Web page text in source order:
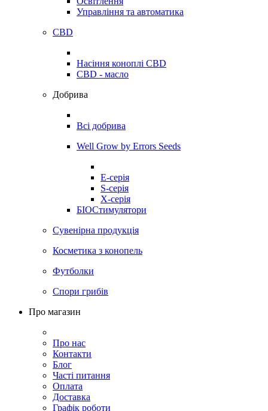
Управління та автоматика
CBD
Насіння коноплі CBD
CBD - масло
Добрива
Всі добрива
Well Grow by Errors Seeds
E-серія
S-серія
X-серія
БІОСтимулятори
Сувенірна продукція
Косметика з конопель
Футболки
Спори грибів
Про магазин
Про нас
Контакти
Блог
Часті питання
Оплата
Доставка
Графік роботи